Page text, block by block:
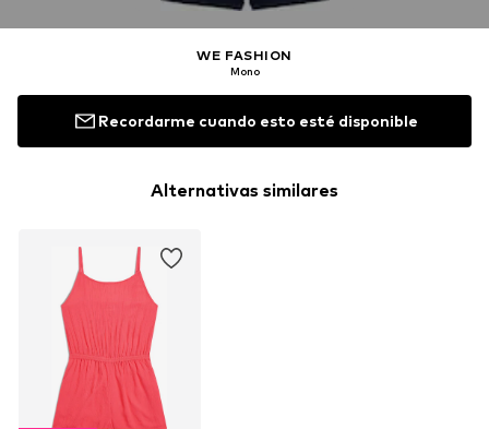
WE FASHION
Mono
Recordarme cuando esto esté disponible
Alternativas similares